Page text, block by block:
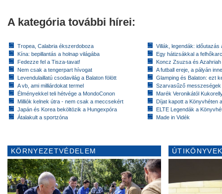
A kategória további hírei:
Tropea, Calabria ékszerdoboza
Kína: bepillantás a holnap világába
Fedezze fel a Tisza-tavat!
Nem csak a tengerpart hívogat
Levendulaillatú csodavilág a Balaton fölött
A vb, ami milliárdokat termel
Élményekkel teli hétvége a MondoConon
Milliók kelnek útra - nem csak a meccsekért
Japán és Korea beköltözik a Hungexpóra
Átalakult a sportzóna
Villák, legendák: időutazás
Egy hátizsákkal a
Koncz Zsuzsa és
A futball ereje, a pályán
Glamping és Balaton: ezt
Szarvasűző messzeségek
Marék Veronikától
Díjat kapott a Könyvhéten
ELTE Legendák a
Made in Vidék
KÖRNYEZETVÉDELEM